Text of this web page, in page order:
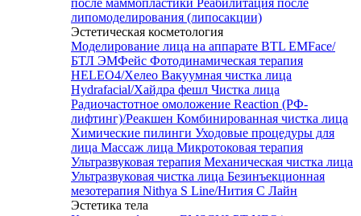
после маммопластики Реабилитация после
липомоделирования (липосакции)
Эстетическая косметология
Моделирование лица на аппарате BTL EMFace/
БТЛ ЭМФейс Фотодинамическая терапия
HELEO4/Хелео Вакуумная чистка лица
Hydrafacial/Хайдра фешл Чистка лица
Радиочастотное омоложение Reaction (РФ-
лифтинг)/Реакшен Комбинированная чистка лица
Химические пилинги Уходовые процедуры для
лица Массаж лица Микротоковая терапия
Ультразвуковая терапия Механическая чистка лица
Ультразвуковая чистка лица Безинъекционная
мезотерапия Nithya S Line/Нития С Лайн
Эстетика тела